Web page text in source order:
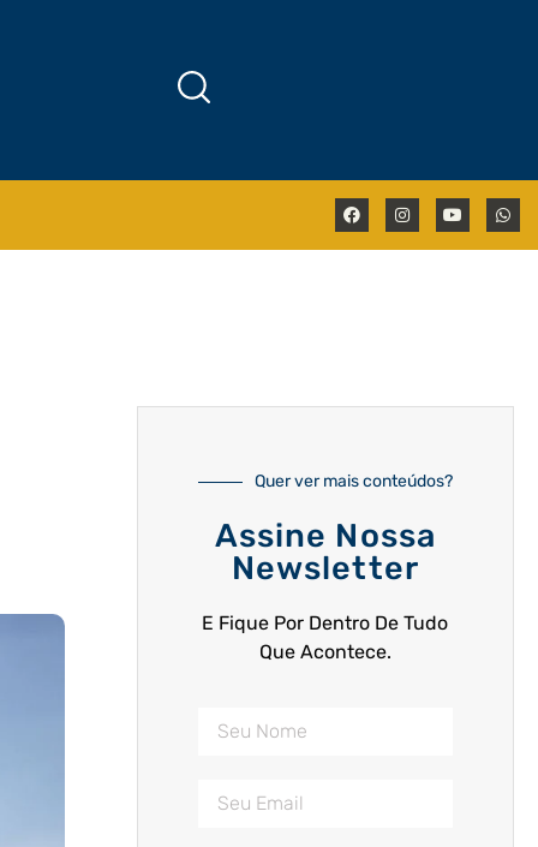
Quer ver mais conteúdos?
Assine Nossa
Newsletter
E Fique Por Dentro De Tudo
Que Acontece.